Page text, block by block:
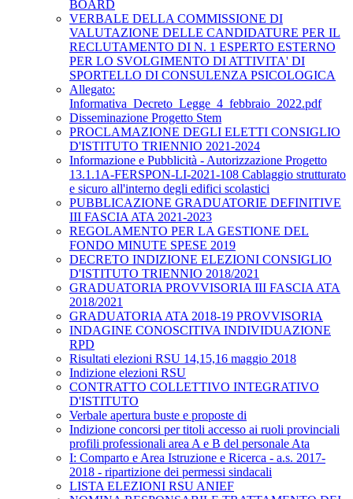
BOARD
VERBALE DELLA COMMISSIONE DI
VALUTAZIONE DELLE CANDIDATURE PER IL
RECLUTAMENTO DI N. 1 ESPERTO ESTERNO
PER LO SVOLGIMENTO DI ATTIVITA' DI
SPORTELLO DI CONSULENZA PSICOLOGICA
Allegato:
Informativa_Decreto_Legge_4_febbraio_2022.pdf
Disseminazione Progetto Stem
PROCLAMAZIONE DEGLI ELETTI CONSIGLIO
D'ISTITUTO TRIENNIO 2021-2024
Informazione e Pubblicità - Autorizzazione Progetto
13.1.1A-FERSPON-LI-2021-108 Cablaggio strutturato
e sicuro all'interno degli edifici scolastici
PUBBLICAZIONE GRADUATORIE DEFINITIVE
III FASCIA ATA 2021-2023
REGOLAMENTO PER LA GESTIONE DEL
FONDO MINUTE SPESE 2019
DECRETO INDIZIONE ELEZIONI CONSIGLIO
D'ISTITUTO TRIENNIO 2018/2021
GRADUATORIA PROVVISORIA III FASCIA ATA
2018/2021
GRADUATORIA ATA 2018-19 PROVVISORIA
INDAGINE CONOSCITIVA INDIVIDUAZIONE
RPD
Risultati elezioni RSU 14,15,16 maggio 2018
Indizione elezioni RSU
CONTRATTO COLLETTIVO INTEGRATIVO
D'ISTITUTO
Verbale apertura buste e proposte di
Indizione concorsi per titoli accesso ai ruoli provinciali
profili professionali area A e B del personale Ata
I: Comparto e Area Istruzione e Ricerca - a.s. 2017-
2018 - ripartizione dei permessi sindacali
LISTA ELEZIONI RSU ANIEF